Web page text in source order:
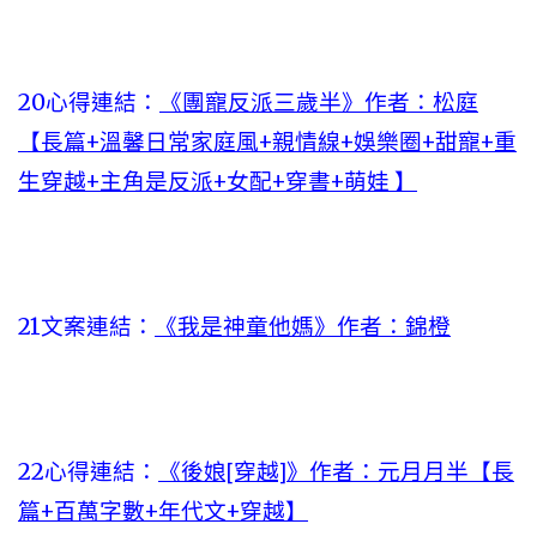
20心得連結：
《團寵反派三歲半》作者：松庭
【長篇+溫馨日常家庭風+親情線+娛樂圈+甜寵+重
生穿越+主角是反派+女配+穿書+萌娃 】
21文案連結： 《我是神童他媽》作者：錦橙
22心得連結：
《後娘[穿越]》作者：元月月半【長
篇+百萬字數+年代文+穿越】